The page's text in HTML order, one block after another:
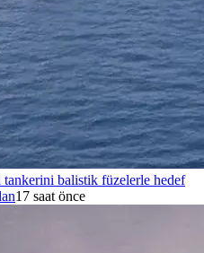
balistik füzelerle hedef
17 saat önce